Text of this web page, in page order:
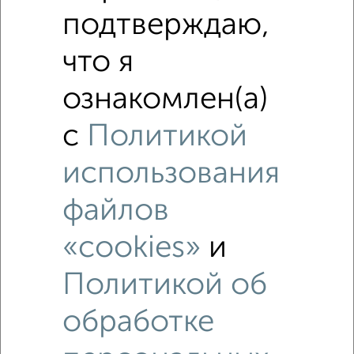
Дом 100м², 1-этажный, посуточно, в черте города
в сутки
Центральный район, площадь Революции
Собственник, 03.08.2026
подтверждаю,
что я
ознакомлен(а)
с Политикой
использования
файлов
«cookies» и
Политикой об
обработке